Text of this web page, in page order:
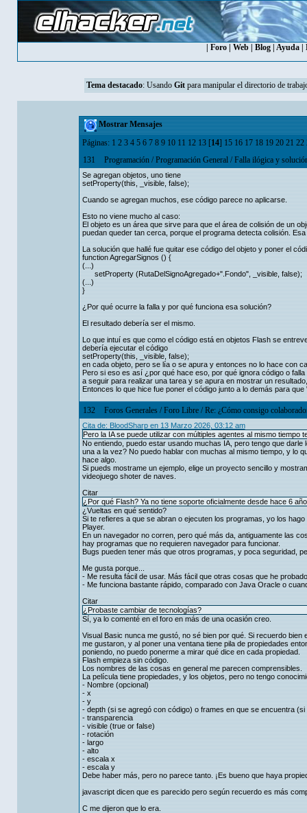
Foro Web Blog Ayuda
Tema destacado: Usando Git para manipular el directorio de
Mostrar Mensajes
Páginas: 1 2 3 4 5 6 7 8 9 10 11 12 13[14] 15 16 17 18 19 20 21 22
131
Programación/Programación General/Falla ilógica y
Se agregan objetos, uno tiene
setProperty(this, _visible, false);
Cuando se agregan muchos, ese código parece no aplicarse.
Esto no viene mucho al caso:
El objeto es un área que sirve para que el área de colisión de un
puedan queder tan cerca, porque el programa detecta colisión.
La solución que hallé fue quitar ese código del objeto y poner el
function AgregarSignos () {
(...)
setProperty (RutaDelSignoAgregado+".Fondo", _visible, false);
(...)
}
¿Por qué ocurre la falla y por qué funciona esa solución?
El resultado debería ser el mismo.
Lo que intuí es que como el código está en objetos Flash se
debería ejecutar el código
setProperty(this, _visible, false);
en cada objeto, pero se lía o se apura y entonces no lo hace con
Pero si eso es así ¿por qué hace eso, por qué ignora código o
a seguir para realizar una tarea y se apura en mostrar un
Entonces lo que hice fue poner el código junto a lo demás para
132 Foros Generales/Foro Libre/Re: ¿Cómo consigo
Cita de: BloodSharp en 13 Marzo 2026, 03:12 am
Pero la IA se puede utilizar con múltiples agentes al mismo
No entiendo, puedo estar usando muchas IA, pero tengo que
una a la vez? No puedo hablar con muchas al mismo tiempo, y lo
hace algo.
Si pueds mostrame un ejemplo, elige un proyecto sencillo y
videojuego shoter de naves.
Citar
¿Por qué Flash? Ya no tiene soporte oficialmente desde hace 6
¿Vueltas en qué sentido?
Si te refieres a que se abran o ejecuten los programas, yo los
Player.
En un navegador no corren, pero qué más da, antiguamente las
hay programas que no requieren navegador para funcionar.
Bugs pueden tener más que otros programas, y poca seguridad,
Me gusta porque...
- Me resulta fácil de usar. Más fácil que otras cosas que he
- Me funciona bastante rápido, comparado con Java Oracle o
Citar
¿Probaste cambiar de tecnologías?
Sí, ya lo comenté en el foro en más de una ocasión creo.
Visual Basic nunca me gustó, no sé bien por qué. Si recuerdo
me gustaron, y al poner una ventana tiene pila de propiedades
poniendo, no puedo ponerme a mirar qué dice en cada propiedad.
Flash empieza sin código.
Los nombres de las cosas en general me parecen comprensibles.
La película tiene propiedades, y los objetos, pero no tengo
- Nombre (opcional)
- x
- y
- depth (si se agregó con código) o frames en que se encuentra
- transparencia
- visible (true or false)
- rotación
- largo
- alto
- escala x
- escala y
Debe haber más, pero no parece tanto. ¡Es bueno que haya
javascript dicen que es parecido pero según recuerdo es más
C me dijeron que lo era.